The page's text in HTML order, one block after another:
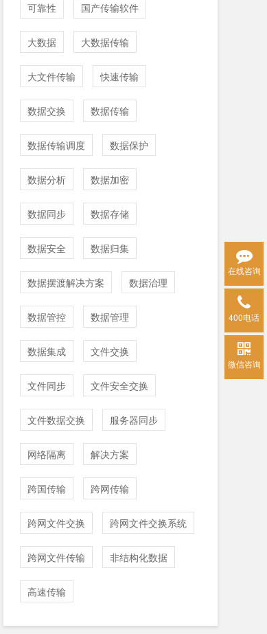
可靠性 国产传输软件
大数据 大数据传输
大文件传输 快速传输
数据交换 数据传输
数据传输调度 数据保护
数据分析 数据加密
数据同步 数据存储
数据安全 数据归集
数据摆渡解决方案 数据治理
数据管控 数据管理
数据集成 文件交换
文件同步 文件安全交换
文件数据交换 服务器同步
网络隔离 解决方案
跨国传输 跨网传输
跨网文件交换 跨网文件交换系统
跨网文件传输 非结构化数据
高速传输
在线咨询
400电话
微信咨询